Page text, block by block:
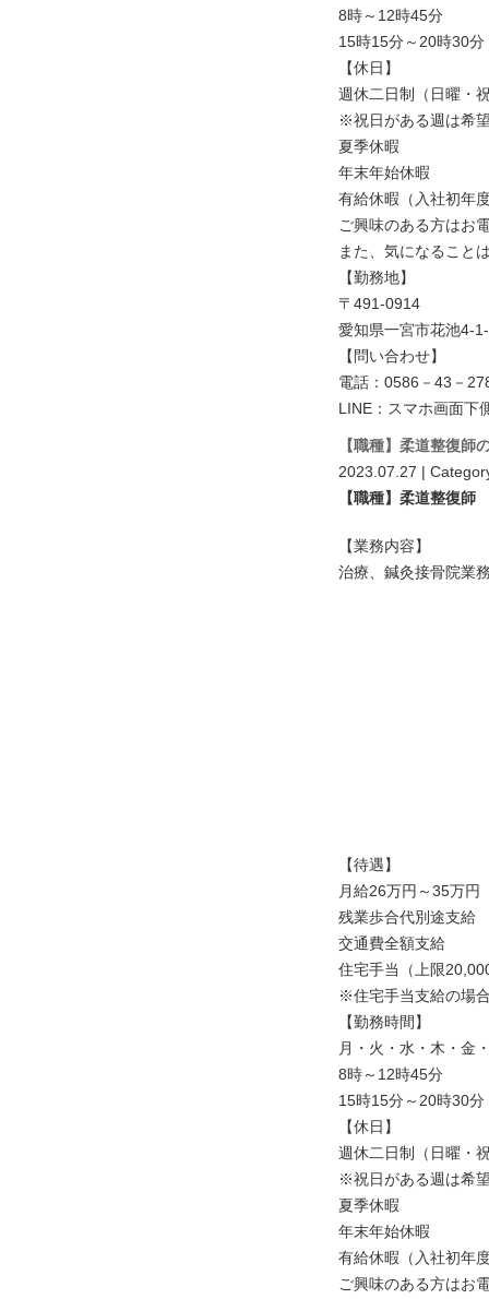
8時～12時45分
15時15分～20時30分
【休日】
週休二日制（日曜・
※祝日がある週は希
夏季休暇
年末年始休暇
有給休暇（入社初年
ご興味のある方はお
また、気になること
【勤務地】
〒491-0914
愛知県一宮市花池4-
【問い合わせ】
電話：0586－43－
LINE：スマホ画面下
【職種】柔道整復師
2023.07.27 |
【職種】柔道整復師
【業務内容】
治療、鍼灸接骨院業
【待遇】
月給26万円～35万円
残業歩合代別途支給
交通費全額支給
住宅手当（上限
※住宅手当支給の場
【勤務時間】
月・火・水・木・金
8時～12時45分
15時15分～20時30分
【休日】
週休二日制（日曜・
※祝日がある週は希
夏季休暇
年末年始休暇
有給休暇（入社初年
ご興味のある方はお